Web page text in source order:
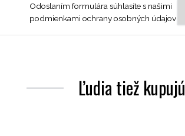
Odoslaním formulára súhlasíte s našimi
podmienkami ochrany osobných údajov
Ľudia tiež kupujú